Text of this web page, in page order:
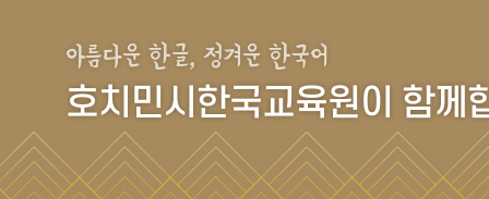
아름다운 한글, 정겨운 한국어
호치민시한국교육원이 함께